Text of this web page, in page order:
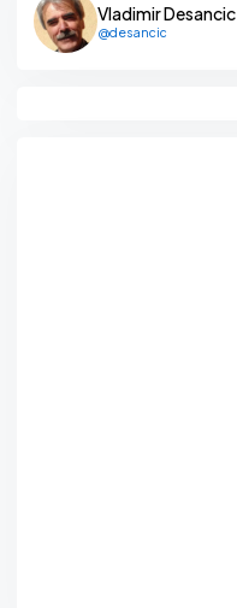
Vladimir Desancic
@desancic